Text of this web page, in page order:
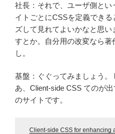
社長：それで、ユーザ側と
イトごとにCSSを定義でき
ズして見れてよいかなと思
すとか。自分用の改変なら
し。
基盤：ぐぐってみましょう
あ、Client-side CSS てのが
のサイトです。
Client-side CSS for enhancing